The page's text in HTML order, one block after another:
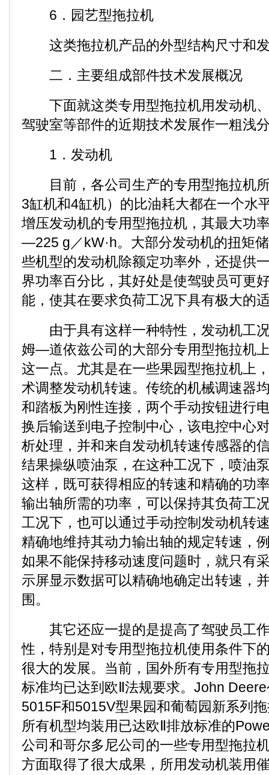
6．园艺型拖拉机
这类拖拉机产品的外型结构尺寸和发
二．主要组成部件技术发展概况
下面就这类专用型拖拉机用发动机、
驾驶室等部件的近期技术发展作一粗浅
1．发动机
目前，各公司生产的专用型拖拉机所
3缸机和4缸机）的比油耗大都在一个水
增压发动机的专用型拖拉机，其最大功
—225 g／kW·h。大部分发动机的扭矩
些机型的发动机除额定功率外，还提供
界功率百分比，其好处是使驾驶员可更
能，使其在要求负荷工况下具有极大的
由于具有这样一种特性，发动机工况
姆—道依兹公司的大部分专用型拖拉机
这一点。尤其是在一些果园型拖拉机上
术调整发动机转速。传统的机械调速器
和踏板为刚性连接，两个手动按钮进行
换后输送到电子控制中心，该电控中心
析处理，并和来自发动机转速传感器的
结果操纵喷油泵，在这种工况下，喷油
这样，既可获得相应的转速和精确的功
输出轴所需的功率，可以保持其负荷工
工况下，也可以通过手动控制发动机转
精确地维持其动力输出轴的规定转速，
如果不能保持移动速度问题时，就只有
示屏显示数据可以精确地确定出转速，
围。
其它还应一提的是提高了驾驶员工作
性，特别是对专用型拖拉机使用条件下
很大的发展。当前，国外所有专用型拖
标准均已达到欧Ⅱ法规要求。John
5015F和5015V型果园和葡萄园新系列
所有机型均装用已达欧Ⅱ排放标准的
公司和哥尔多尼公司的一些专用型拖拉
方面取得了很大成果，所用发动机装用